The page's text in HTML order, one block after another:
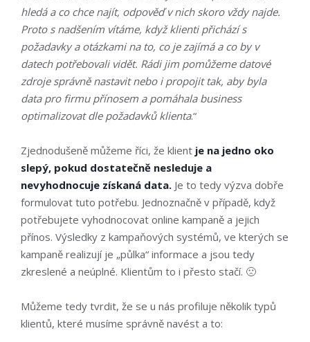
hledá a co chce najít, odpověď v nich skoro vždy najde.
Proto s nadšením vítáme, když klienti přichází s
požadavky a otázkami na to, co je zajímá a co by v
datech potřebovali vidět. Rádi jim pomůžeme datové
zdroje správně nastavit nebo i propojit tak, aby byla
data pro firmu přínosem a pomáhala business
optimalizovat dle požadavků klienta.“
Zjednodušeně můžeme říci, že klient je na jedno oko
slepý, pokud dostatečně nesleduje a
nevyhodnocuje získaná data. Je to tedy výzva dobře
formulovat tuto potřebu. Jednoznačně v případě, když
potřebujete vyhodnocovat online kampaně a jejich
přínos. Výsledky z kampaňových systémů, ve kterých se
kampaně realizují je „půlka“ informace a jsou tedy
zkreslené a neúplné. Klientům to i přesto stačí. 🙁
Můžeme tedy tvrdit, že se u nás profiluje několik typů
klientů, které musíme správně navést a to: